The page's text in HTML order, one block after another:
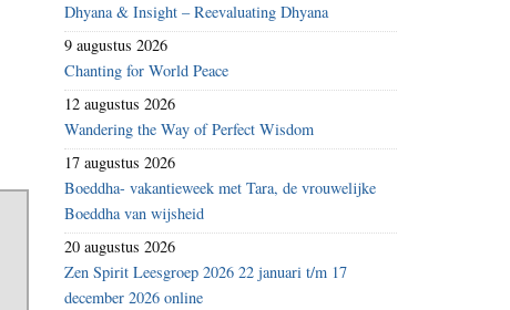
Dhyana & Insight – Reevaluating Dhyana
9 augustus 2026
Chanting for World Peace
12 augustus 2026
Wandering the Way of Perfect Wisdom
17 augustus 2026
Boeddha- vakantieweek met Tara, de vrouwelijke
Boeddha van wijsheid
20 augustus 2026
Zen Spirit Leesgroep 2026 22 januari t/m 17
december 2026 online